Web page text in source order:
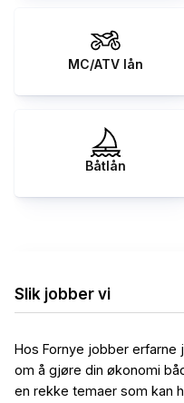
MC/ATV lån
Båtlån
Slik jobber vi
Hos Fornye jobber erfarne
om å gjøre din økonomi
en rekke temaer som kan